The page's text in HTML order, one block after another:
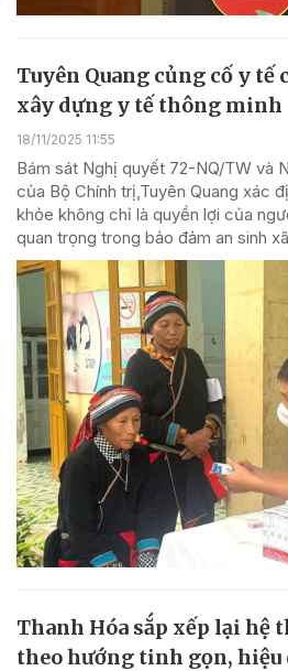
Tuyên Quang củng cố y tế
xây dựng y tế thông minh
18/11/2025 11:55
Bám sát Nghị quyết 72-NQ/TW và
của Bộ Chính trị,Tuyên Quang xác
khỏe không chỉ là quyền lợi của
quan trọng trong bảo đảm an sinh
Thanh Hóa sắp xếp lại hệ
theo hướng tinh gọn, hiệu